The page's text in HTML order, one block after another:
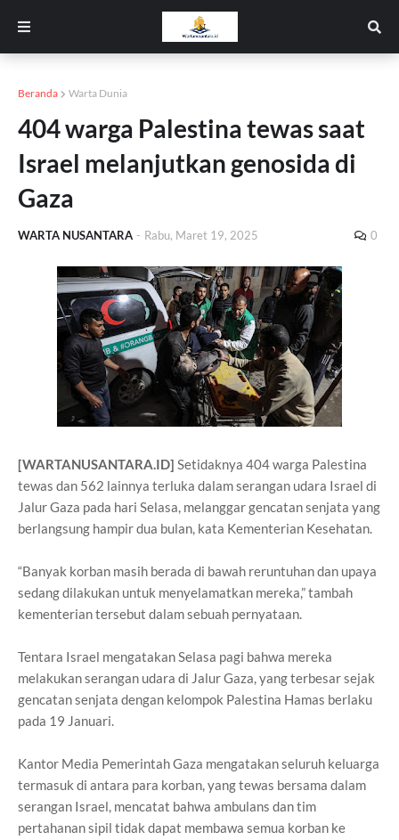
Beranda Warta Dunia
404 warga Palestina tewas saat
Israel melanjutkan genosida di
Gaza
WARTA NUSANTARA - Rabu, Maret 19, 2025 0
[WARTANUSANTARA.ID] Setidaknya 404 warga Palestina
tewas dan 562 lainnya terluka dalam serangan udara Israel di
Jalur Gaza pada hari Selasa, melanggar gencatan senjata yang
berlangsung hampir dua bulan, kata Kementerian Kesehatan.
“Banyak korban masih berada di bawah reruntuhan dan upaya
sedang dilakukan untuk menyelamatkan mereka,” tambah
kementerian tersebut dalam sebuah pernyataan.
Tentara Israel mengatakan Selasa pagi bahwa mereka
melakukan serangan udara di Jalur Gaza, yang terbesar sejak
gencatan senjata dengan kelompok Palestina Hamas berlaku
pada 19 Januari.
Kantor Media Pemerintah Gaza mengatakan seluruh keluarga
termasuk di antara para korban, yang tewas bersama dalam
serangan Israel, mencatat bahwa ambulans dan tim
pertahanan sipil tidak dapat membawa semua korban ke